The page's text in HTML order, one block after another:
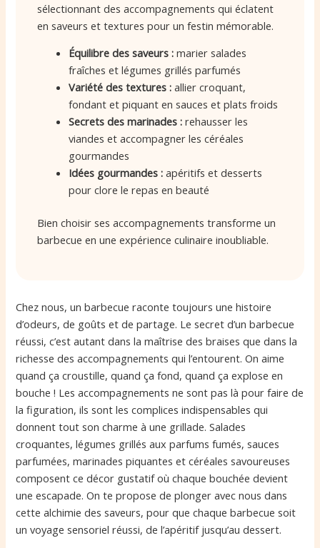
sélectionnant des accompagnements qui éclatent
en saveurs et textures pour un festin mémorable.
Équilibre des saveurs : marier salades
fraîches et légumes grillés parfumés
Variété des textures : allier croquant,
fondant et piquant en sauces et plats froids
Secrets des marinades : rehausser les
viandes et accompagner les céréales
gourmandes
Idées gourmandes : apéritifs et desserts
pour clore le repas en beauté
Bien choisir ses accompagnements transforme un
barbecue en une expérience culinaire inoubliable.
Chez nous, un barbecue raconte toujours une histoire
d’odeurs, de goûts et de partage. Le secret d’un barbecue
réussi, c’est autant dans la maîtrise des braises que dans la
richesse des accompagnements qui l’entourent. On aime
quand ça croustille, quand ça fond, quand ça explose en
bouche ! Les accompagnements ne sont pas là pour faire de
la figuration, ils sont les complices indispensables qui
donnent tout son charme à une grillade. Salades
croquantes, légumes grillés aux parfums fumés, sauces
parfumées, marinades piquantes et céréales savoureuses
composent ce décor gustatif où chaque bouchée devient
une escapade. On te propose de plonger avec nous dans
cette alchimie des saveurs, pour que chaque barbecue soit
un voyage sensoriel réussi, de l’apéritif jusqu’au dessert.